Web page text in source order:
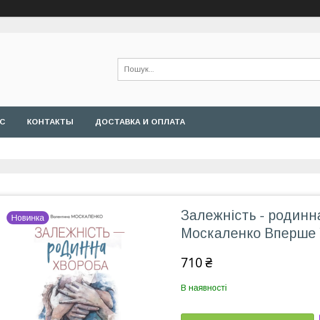
КОНТАКТЫ ДОСТАВКА И ОПЛАТА
Новинка
Залежність -
Москаленко Вперше
710 ₴
В наявності